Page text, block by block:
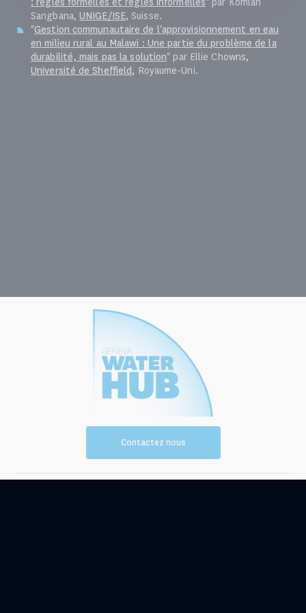
Sangbana, UNIGE/ISE, Suisse.
"Gestion communautaire de l'approvisionnement en eau
en milieu rural au Malawi : Une partie du problème de la
durabilité, mais pas la solution" par Ellie Chowns,
Université de Sheffield, Royaume-Uni.
Contactez nous